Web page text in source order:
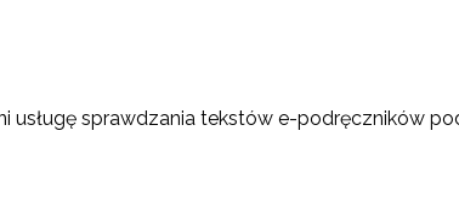
usługę sprawdzania tekstów e-podręczników